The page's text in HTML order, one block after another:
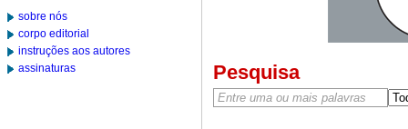
sobre nós
corpo editorial
instruções aos autores
assinaturas
Pesquisa